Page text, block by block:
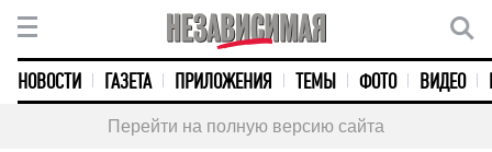
НОВОСТИ ГАЗЕТА ПРИЛОЖЕНИЯ ТЕМЫ ФОТО ВИДЕО
Перейти на полную версию сайта